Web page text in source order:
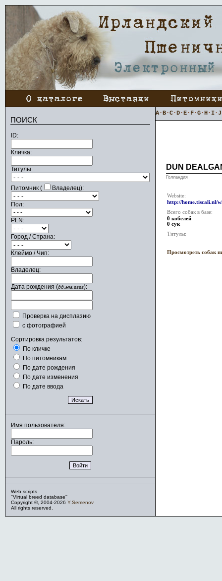
ПОИСК
ID:
Кличка:
Титулы
Питомник ( Владелец):
Пол:
PLN:
Город / Страна:
Клеймо / Чип:
Владелец:
Дата рождения (дд.мм.гггг):
Проверка на дисплазию
с фотографией
Сортировка результатов:
По кличке
По питомникам
По дате рождения
По дате изменения
По дате ввода
Имя пользователя:
Пароль:
Web scripts
''Virtual breed database''
Copyright ©, 2004-2026 Y.Semenov
All rights reserved.
A·B·C·D·E· F·G·H· I·J
DUN
Голландия
Website:
http://home.tiscali.nl/
Всего собак в базе:
0 кобелей
0 сук
Титулы:
Просмотреть собак